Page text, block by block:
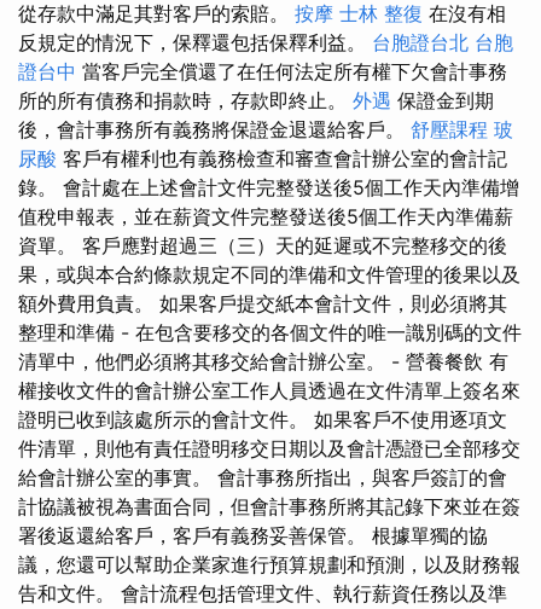
從存款中滿足其對客戶的索賠。 按摩 士林 整復 在沒有相
反規定的情況下，保釋還包括保釋利益。 台胞證台北 台胞
證台中 當客戶完全償還了在任何法定所有權下欠會計事務
所的所有債務和捐款時，存款即終止。 外遇 保證金到期
後，會計事務所有義務將保證金退還給客戶。 舒壓課程 玻
尿酸 客戶有權利也有義務檢查和審查會計辦公室的會計記
錄。 會計處在上述會計文件完整發送後5個工作天內準備增
值稅申報表，並在薪資文件完整發送後5個工作天內準備薪
資單。 客戶應對超過三（三）天的延遲或不完整移交的後
果，或與本合約條款規定不同的準備和文件管理的後果以及
額外費用負責。 如果客戶提交紙本會計文件，則必須將其
整理和準備 - 在包含要移交的各個文件的唯一識別碼的文件
清單中，他們必須將其移交給會計辦公室。 - 營養餐飲 有
權接收文件的會計辦公室工作人員透過在文件清單上簽名來
證明已收到該處所示的會計文件。 如果客戶不使用逐項文
件清單，則他有責任證明移交日期以及會計憑證已全部移交
給會計辦公室的事實。 會計事務所指出，與客戶簽訂的會
計協議被視為書面合同，但會計事務所將其記錄下來並在簽
署後返還給客戶，客戶有義務妥善保管。 根據單獨的協
議，您還可以幫助企業家進行預算規劃和預測，以及財務報
告和文件。 會計流程包括管理文件、執行薪資任務以及準